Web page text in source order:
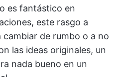
es fantástico en
este rasgo a
cambiar de rumbo o a no
las ideas originales, un
nada bueno en un